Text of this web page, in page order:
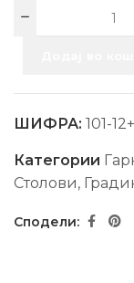
ШИФРА: 101-
Категории
Столови,